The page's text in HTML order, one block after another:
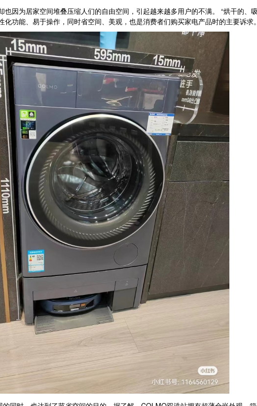
因为居家空间堆叠压缩人们的自由空间，引起越来越多用户的不满。 “烘干的、
功能、易于操作，同时省空间、美观，也是消费者们购买家电产品时的主要诉求。